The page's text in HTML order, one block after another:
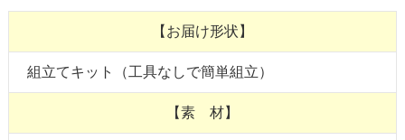
【お届け形状】
組立てキット（工具なしで簡単組立）
【素 材】